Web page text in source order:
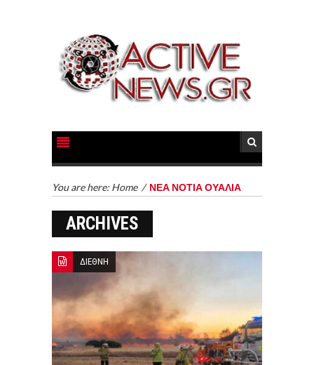
You are here: Home / ΝΕΑ ΝΟΤΙΑ ΟΥΑΛΙΑ
ARCHIVES
ΔΙΕΘΝΗ